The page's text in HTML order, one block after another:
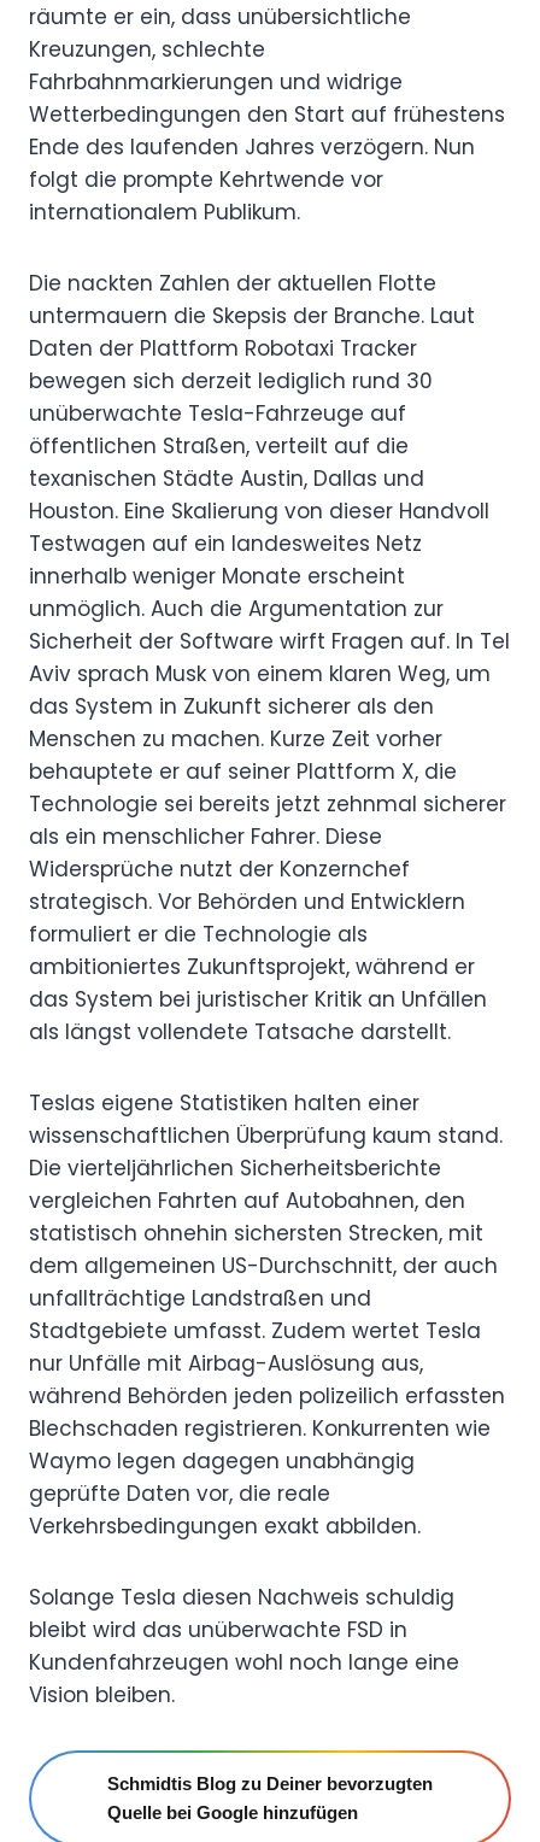
räumte er ein, dass unübersichtliche
Kreuzungen, schlechte
Fahrbahnmarkierungen und widrige
Wetterbedingungen den Start auf frühestens
Ende des laufenden Jahres verzögern. Nun
folgt die prompte Kehrtwende vor
internationalem Publikum.
Die nackten Zahlen der aktuellen Flotte
untermauern die Skepsis der Branche. Laut
Daten der Plattform Robotaxi Tracker
bewegen sich derzeit lediglich rund 30
unüberwachte Tesla-Fahrzeuge auf
öffentlichen Straßen, verteilt auf die
texanischen Städte Austin, Dallas und
Houston. Eine Skalierung von dieser Handvoll
Testwagen auf ein landesweites Netz
innerhalb weniger Monate erscheint
unmöglich. Auch die Argumentation zur
Sicherheit der Software wirft Fragen auf. In Tel
Aviv sprach Musk von einem klaren Weg, um
das System in Zukunft sicherer als den
Menschen zu machen. Kurze Zeit vorher
behauptete er auf seiner Plattform X, die
Technologie sei bereits jetzt zehnmal sicherer
als ein menschlicher Fahrer. Diese
Widersprüche nutzt der Konzernchef
strategisch. Vor Behörden und Entwicklern
formuliert er die Technologie als
ambitioniertes Zukunftsprojekt, während er
das System bei juristischer Kritik an Unfällen
als längst vollendete Tatsache darstellt.
Teslas eigene Statistiken halten einer
wissenschaftlichen Überprüfung kaum stand.
Die vierteljährlichen Sicherheitsberichte
vergleichen Fahrten auf Autobahnen, den
statistisch ohnehin sichersten Strecken, mit
dem allgemeinen US-Durchschnitt, der auch
unfallträchtige Landstraßen und
Stadtgebiete umfasst. Zudem wertet Tesla
nur Unfälle mit Airbag-Auslösung aus,
während Behörden jeden polizeilich erfassten
Blechschaden registrieren. Konkurrenten wie
Waymo legen dagegen unabhängig
geprüfte Daten vor, die reale
Verkehrsbedingungen exakt abbilden.
Solange Tesla diesen Nachweis schuldig
bleibt wird das unüberwachte FSD in
Kundenfahrzeugen wohl noch lange eine
Vision bleiben.
Schmidtis Blog zu Deiner bevorzugten
Quelle bei Google hinzufügen